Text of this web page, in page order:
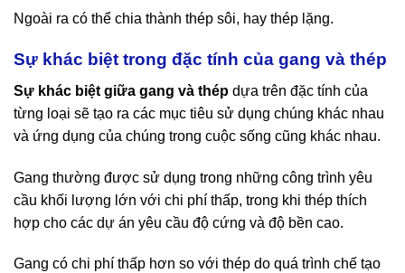
Ngoài ra có thể chia thành thép sôi, hay thép lặng.
Sự khác biệt trong đặc tính của gang và thép
Sự khác biệt giữa gang và thép dựa trên đặc tính của
từng loại sẽ tạo ra các mục tiêu sử dụng chúng khác nhau
và ứng dụng của chúng trong cuộc sống cũng khác nhau.
Gang thường được sử dụng trong những công trình yêu
cầu khối lượng lớn với chi phí thấp, trong khi thép thích
hợp cho các dự án yêu cầu độ cứng và độ bền cao.
Gang có chi phí thấp hơn so với thép do quá trình chế tạo